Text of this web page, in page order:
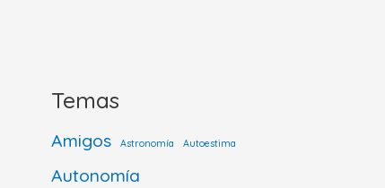
Temas
Amigos Astronomía Autoestima
Autonomía